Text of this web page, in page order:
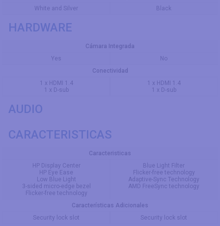
White and Silver
Black
HARDWARE
Cámara Integrada
Yes
No
Conectividad
1 x HDMI 1.4
1 x D-sub
1 x HDMI 1.4
1 x D-sub
AUDIO
CARACTERISTICAS
Caracteristicas
HP Display Center
HP Eye Ease
Low Blue Light
3-sided micro-edge bezel
Flicker-free technology
Blue Light Filter
Flicker-free technology
Adaptive-Sync Technology
AMD FreeSync technology
Características Adicionales
Security lock slot
Security lock slot